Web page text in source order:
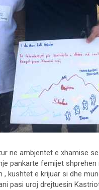
ne ambjentet e xhamise
pankarte femijet
, kushtet e krijuar si dhe
pasi uroj drejtuesin